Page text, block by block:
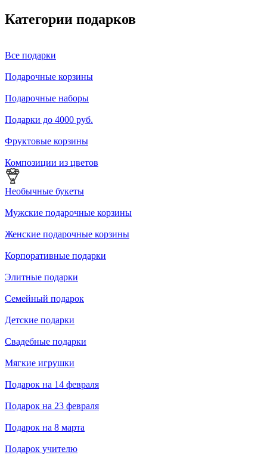
Категории подарков
Все подарки
Подарочные корзины
Подарочные наборы
Подарки до 4000 руб.
Фруктовые корзины
Композиции из цветов
Необычные букеты
Мужские подарочные корзины
Женские подарочные корзины
Корпоративные подарки
Элитные подарки
Семейный подарок
Детские подарки
Свадебные подарки
Мягкие игрушки
Подарок на 14 февраля
Подарок на 23 февраля
Подарок на 8 марта
Подарок учителю